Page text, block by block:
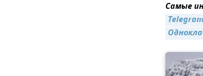
Самые
Telegram